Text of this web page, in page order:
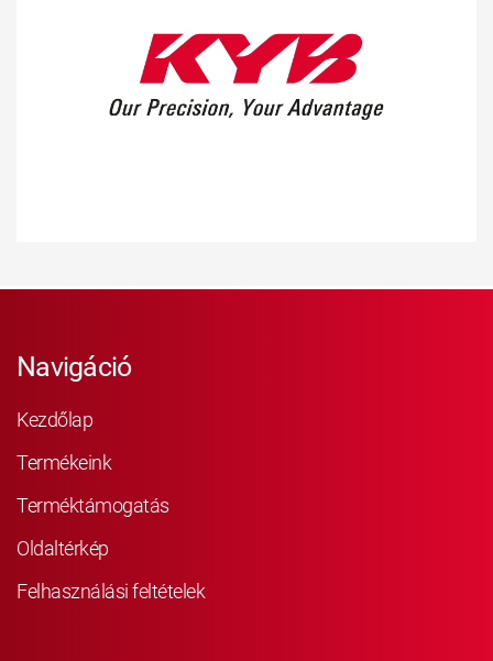
Navigáció
Kezdőlap
Termékeink
Terméktámogatás
Oldaltérkép
Felhasználási feltételek